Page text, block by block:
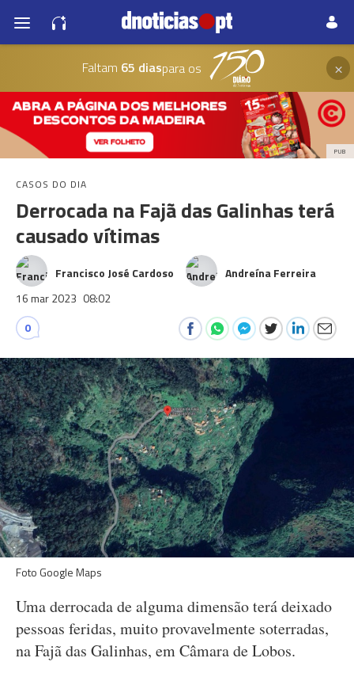
Faltam 65 diaspara os ×
PUB
CASOS DO DIA
Derrocada na Fajã das Galinhas terá
causado vítimas
Francisco José Cardoso
Andreína Ferreira
16 mar 2023 08:02
0
Foto Google Maps
Uma derrocada de alguma dimensão terá deixado
pessoas feridas, muito provavelmente soterradas,
na Fajã das Galinhas, em Câmara de Lobos.